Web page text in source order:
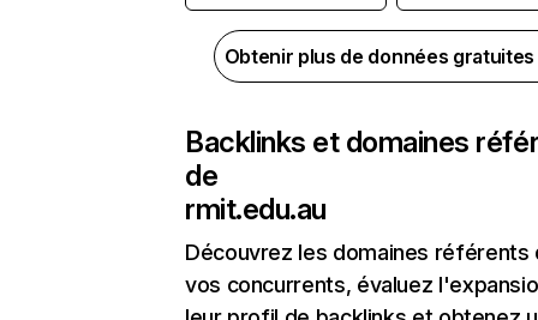
Obtenir plus de données
Backlinks et domaines
de
rmit.edu.au
Découvrez les domaines référents
vos concurrents, évaluez